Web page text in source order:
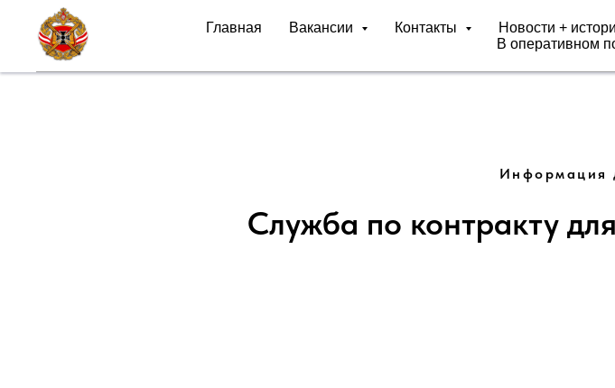
Главная Вакансии Контакты Новости +
В оперативном
Информация
Служба по контракту